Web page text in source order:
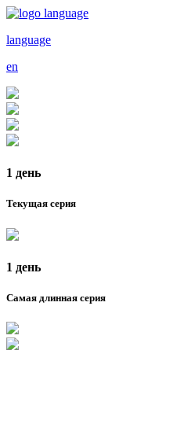
language
en
1 день
Текущая серия
1 день
Самая длинная серия